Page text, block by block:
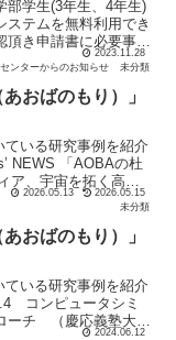
部学生(3年生、4年生)
テムを無料利用でき
き申請書に必要事項
2023.11.28
センターからのお知らせ
未分類
おばのもり）」
ている研究事例を紹介
NEWS 「AOBAの杜
ア、宇宙を拓く高機
2026.05.13
2026.05.15
未分類
おばのもり）」
ている研究事例を紹介
ンピュータシミ
ーチ （慶応義塾大
2024.06.12